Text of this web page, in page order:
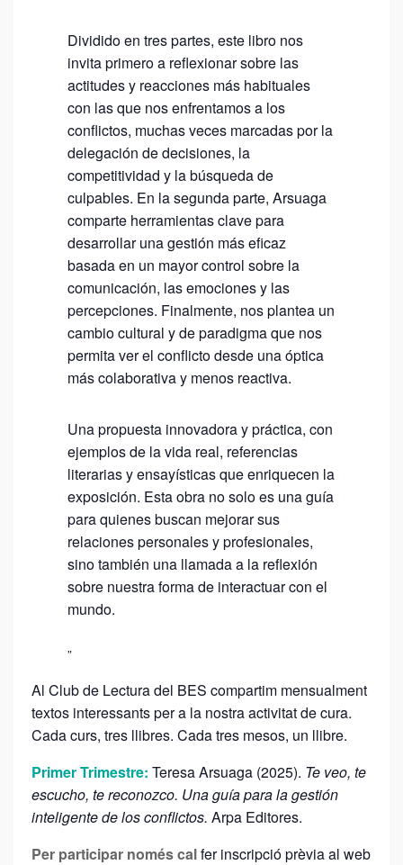
C
O
N
O
Z
C
O
Dividido en tres partes, este libro nos
invita primero a reflexionar sobre las
actitudes y reacciones más habituales
con las que nos enfrentamos a los
conflictos, muchas veces marcadas por la
delegación de decisiones, la
competitividad y la búsqueda de
culpables. En la segunda parte, Arsuaga
comparte herramientas clave para
desarrollar una gestión más eficaz
basada en un mayor control sobre la
comunicación, las emociones y las
percepciones. Finalmente, nos plantea un
cambio cultural y de paradigma que nos
permita ver el conflicto desde una óptica
más colaborativa y menos reactiva.
Una propuesta innovadora y práctica, con
ejemplos de la vida real, referencias
literarias y ensayísticas que enriquecen la
exposición. Esta obra no solo es una guía
para quienes buscan mejorar sus
relaciones personales y profesionales,
sino también una llamada a la reflexión
sobre nuestra forma de interactuar con el
mundo.
Al Club de Lectura del BES compartim mensualment
textos interessants per a la nostra activitat de cura.
Cada curs, tres llibres. Cada tres mesos, un llibre.
Primer Trimestre: Teresa Arsuaga (2025). Te veo, te
escucho, te reconozco. Una guía para la gestión
inteligente de los conflictos. Arpa Editores.
Per participar només calfer inscripció prèvia al web